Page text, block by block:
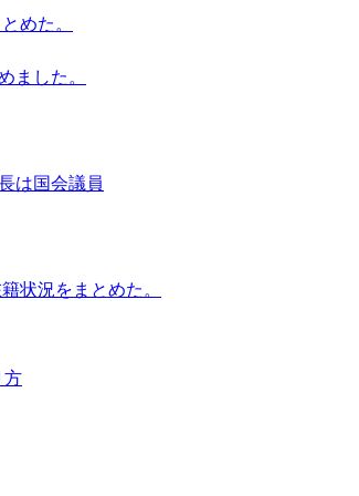
めた。
ました。
は国会議員
状況をまとめた。
方